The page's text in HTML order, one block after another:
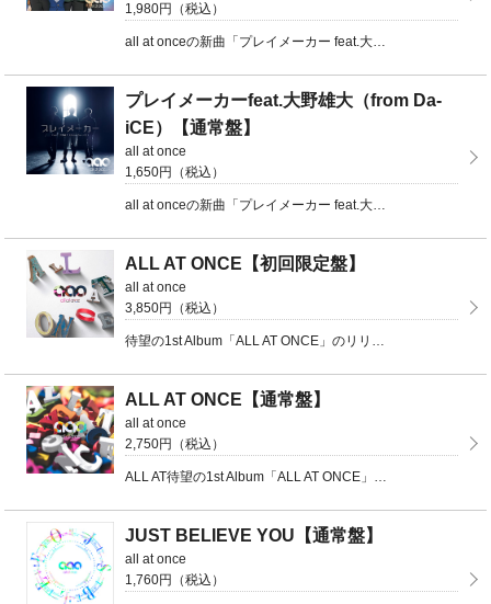
1,980円（税込）
all at onceの新曲「プレイメーカー feat.大野雄大（from Da-iCE）」がリリー ...
プレイメーカーfeat.大野雄大（from Da-
iCE）【通常盤】
all at once
1,650円（税込）
all at onceの新曲「プレイメーカー feat.大野雄大（from Da-iCE）」がリリー ...
ALL AT ONCE【初回限定盤】
all at once
3,850円（税込）
待望の1st Album「ALL AT ONCE」のリリースが決定 初回限定盤のDVDには、今年2 ...
ALL AT ONCE【通常盤】
all at once
2,750円（税込）
ALL AT待望の1st Album「ALL AT ONCE」のリリースが決定 通常盤（CD） ...
JUST BELIEVE YOU【通常盤】
all at once
1,760円（税込）